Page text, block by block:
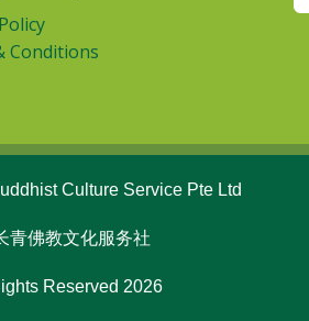
Conditions
Culture Service Pte Ltd
青佛教文化服务社
Reserved 2026